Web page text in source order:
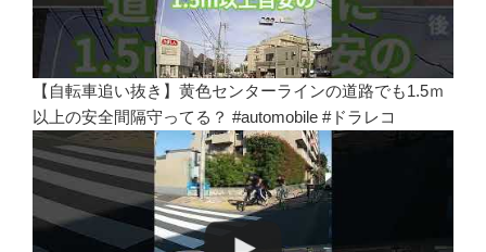
【自転車追い抜き】黄色センターラインの道路でも1.5ｍ
以上の安全間隔守ってる？ #automobile #ドラレコ